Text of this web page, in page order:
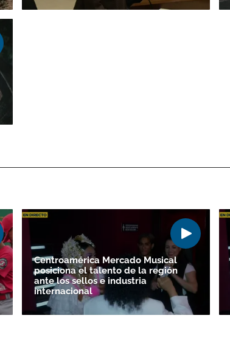
Centroamérica Mercado Musical
posiciona el talento de la región
ante los sellos e industria
internacional